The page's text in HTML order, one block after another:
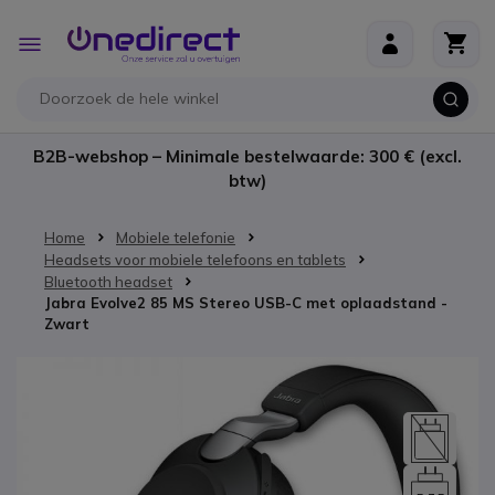
Toggle
Nav
B2B-webshop – Minimale bestelwaarde: 300 € (excl.
btw)
Home
Mobiele telefonie
Headsets voor mobiele telefoons en tablets
Bluetooth headset
Jabra Evolve2 85 MS Stereo USB-C met oplaadstand -
Zwart
Ga naar het einde van de afbeeldingen-gallerij